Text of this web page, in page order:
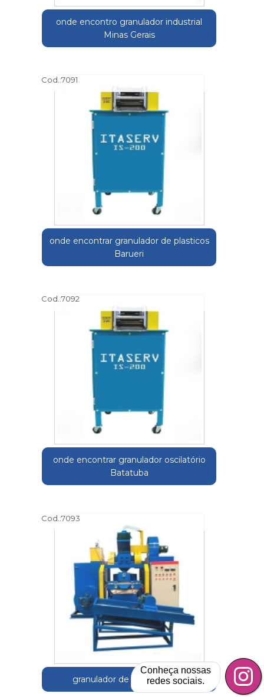
onde encontro granulador industrial
Minas Gerais
Cod.:7091
onde encontrar granulador de plasticos
Barueri
Cod.:7092
onde encontrar granulador oscilatório
Batatuba
Cod.:7093
granulador de cobre Jundiaí
Conheça nossas
redes sociais.